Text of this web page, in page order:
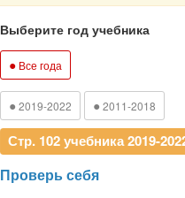
Выберите год учебника
● Все года
● 2019-2022 ● 2011-2018
Стр. 102 учебника 2019-
Проверь себя